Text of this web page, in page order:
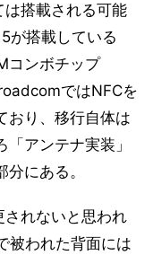
搭載される可能
が搭載している
コンボチップ
ではNFCを
おり、移行自体は
アンテナ実装」
にある。
れないと思われ
被われた背面には